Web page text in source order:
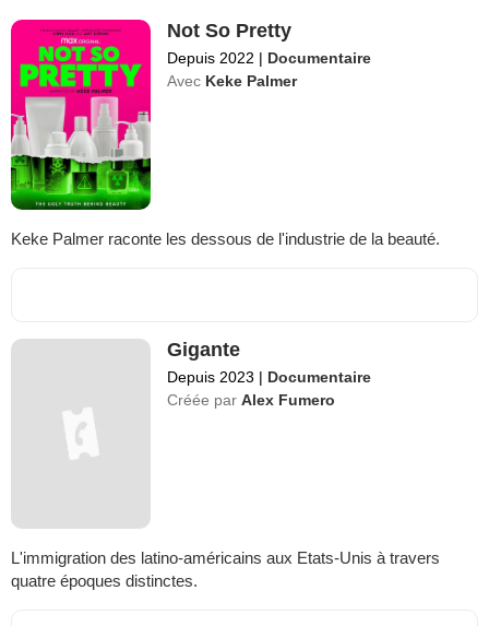
Not So Pretty
Depuis 2022 | Documentaire
Avec Keke Palmer
Keke Palmer raconte les dessous de l'industrie de la beauté.
Gigante
Depuis 2023 | Documentaire
Créée par Alex Fumero
L'immigration des latino-américains aux Etats-Unis à travers
quatre époques distinctes.